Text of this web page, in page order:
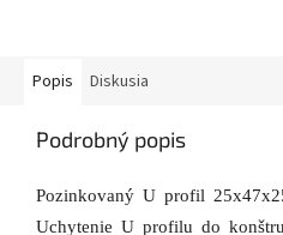
Popis Diskusia
Podrobný popis
Pozinkovaný U profil
Uchytenie U profilu do